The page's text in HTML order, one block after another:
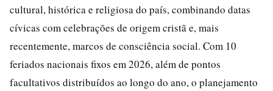
cultural, histórica e religiosa do país, combinando datas
cívicas com celebrações de origem cristã e, mais
recentemente, marcos de consciência social. Com 10
feriados nacionais fixos em 2026, além de pontos
facultativos distribuídos ao longo do ano, o planejamento